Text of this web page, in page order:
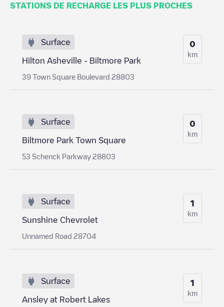
STATIONS DE RECHARGE LES PLUS PROCHES
Surface
Hilton Asheville - Biltmore Park
39 Town Square Boulevard 28803
0
km
Surface
Biltmore Park Town Square
53 Schenck Parkway 28803
0
km
Surface
Sunshine Chevrolet
Unnamed Road 28704
1
km
Surface
Ansley at Robert Lakes
1
km